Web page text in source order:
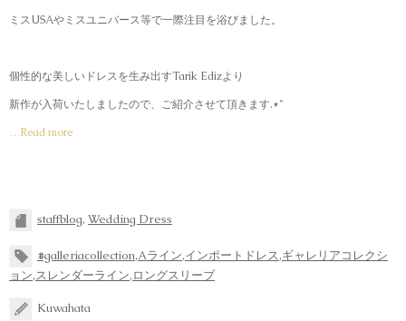
ミスUSAやミスユニバース等で一際注目を浴びました。
個性的な美しいドレスを生み出すTarik Edizより
新作が入荷いたしましたので、ご紹介させて頂きます.*˚
…Read more
staffblog, Wedding Dress
#galleriacollection,Aライン,インポートドレス,ギャレリアコレクシ
ョン,スレンダーライン,ロングスリーブ
Kuwahata